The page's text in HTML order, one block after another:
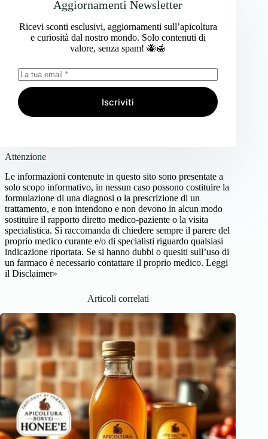
Aggiornamenti Newsletter
Ricevi sconti esclusivi, aggiornamenti sull’apicoltura
e curiosità dal nostro mondo. Solo contenuti di
valore, senza spam! 🐝🍯
Iscriviti
Attenzione
Le informazioni contenute in questo sito sono presentate a
solo scopo informativo, in nessun caso possono costituire la
formulazione di una diagnosi o la prescrizione di un
trattamento, e non intendono e non devono in alcun modo
sostituire il rapporto diretto medico-paziente o la visita
specialistica. Si raccomanda di chiedere sempre il parere del
proprio medico curante e/o di specialisti riguardo qualsiasi
indicazione riportata. Se si hanno dubbi o quesiti sull’uso di
un farmaco è necessario contattare il proprio medico. Leggi
il Disclaimer»
Articoli correlati